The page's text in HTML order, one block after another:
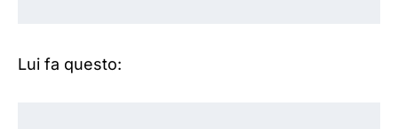
Lui fa questo: